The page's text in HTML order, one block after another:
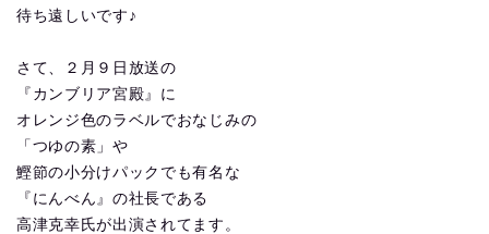
待ち遠しいです♪
さて、２月９日放送の
『カンブリア宮殿』に
オレンジ色のラベルでおなじみの
「つゆの素」や
鰹節の小分けパックでも有名な
『にんべん』の社長である
高津克幸氏が出演されてます。